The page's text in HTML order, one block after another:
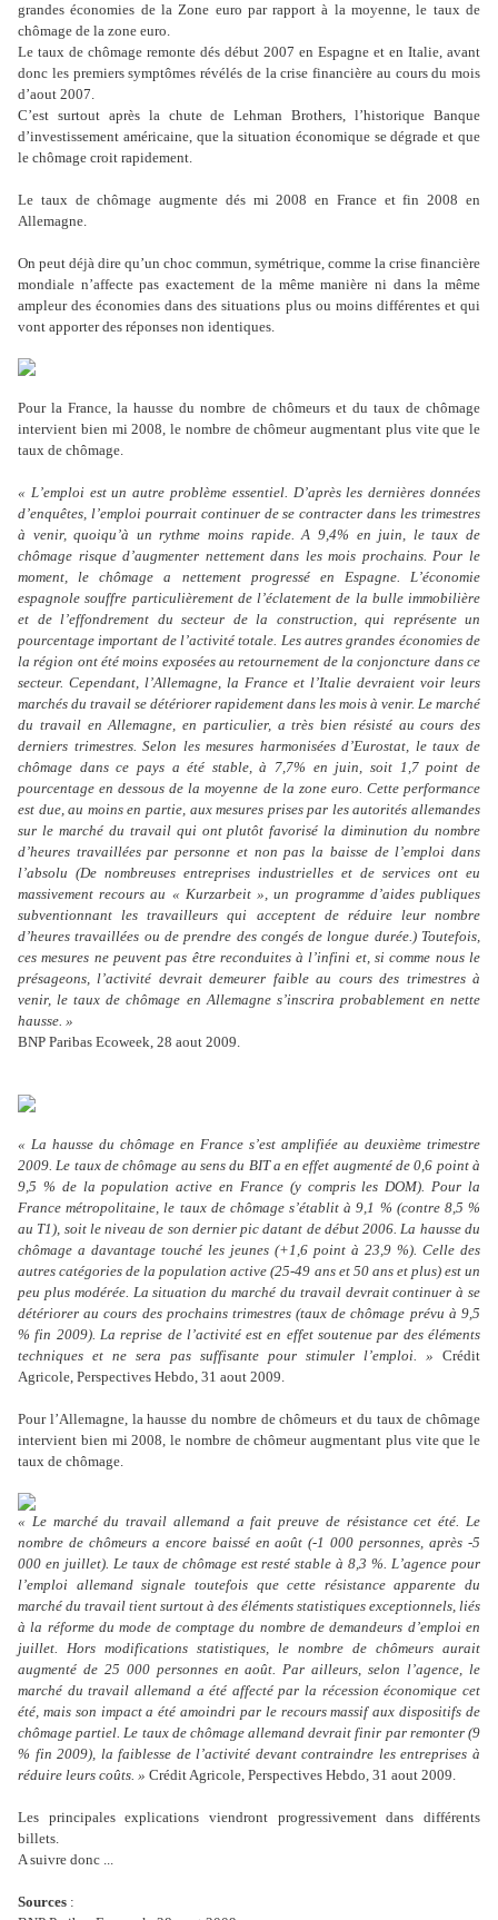
grandes économies de la Zone euro par rapport à la moyenne, le taux de
chômage de la zone euro.
Le taux de chômage remonte dés début 2007 en Espagne et en Italie, avant
donc les premiers symptômes révélés de la crise financière au cours du mois
d’aout 2007.
C’est surtout après la chute de Lehman Brothers, l’historique Banque
d’investissement américaine, que la situation économique se dégrade et que
le chômage croit rapidement.
Le taux de chômage augmente dés mi 2008 en France et fin 2008 en
Allemagne.
On peut déjà dire qu’un choc commun, symétrique, comme la crise financière
mondiale n’affecte pas exactement de la même manière ni dans la même
ampleur des économies dans des situations plus ou moins différentes et qui
vont apporter des réponses non identiques.
Pour la France, la hausse du nombre de chômeurs et du taux de chômage
intervient bien mi 2008, le nombre de chômeur augmentant plus vite que le
taux de chômage.
« L’emploi est un autre problème essentiel. D’après les dernières données
d’enquêtes, l’emploi pourrait continuer de se contracter dans les trimestres
à venir, quoiqu’à un rythme moins rapide. A 9,4% en juin, le taux de
chômage risque d’augmenter nettement dans les mois prochains. Pour le
moment, le chômage a nettement progressé en Espagne. L’économie
espagnole souffre particulièrement de l’éclatement de la bulle immobilière
et de l’effondrement du secteur de la construction, qui représente un
pourcentage important de l’activité totale. Les autres grandes économies de
la région ont été moins exposées au retournement de la conjoncture dans ce
secteur. Cependant, l’Allemagne, la France et l’Italie devraient voir leurs
marchés du travail se détériorer rapidement dans les mois à venir. Le marché
du travail en Allemagne, en particulier, a très bien résisté au cours des
derniers trimestres. Selon les mesures harmonisées d’Eurostat, le taux de
chômage dans ce pays a été stable, à 7,7% en juin, soit 1,7 point de
pourcentage en dessous de la moyenne de la zone euro. Cette performance
est due, au moins en partie, aux mesures prises par les autorités allemandes
sur le marché du travail qui ont plutôt favorisé la diminution du nombre
d’heures travaillées par personne et non pas la baisse de l’emploi dans
l’absolu (De nombreuses entreprises industrielles et de services ont eu
massivement recours au « Kurzarbeit », un programme d’aides publiques
subventionnant les travailleurs qui acceptent de réduire leur nombre
d’heures travaillées ou de prendre des congés de longue durée.) Toutefois,
ces mesures ne peuvent pas être reconduites à l’infini et, si comme nous le
présageons, l’activité devrait demeurer faible au cours des trimestres à
venir, le taux de chômage en Allemagne s’inscrira probablement en nette
hausse. »
BNP Paribas Ecoweek, 28 aout 2009.
« La hausse du chômage en France s’est amplifiée au deuxième trimestre
2009. Le taux de chômage au sens du BIT a en effet augmenté de 0,6 point à
9,5 % de la population active en France (y compris les DOM). Pour la
France métropolitaine, le taux de chômage s’établit à 9,1 % (contre 8,5 %
au T1), soit le niveau de son dernier pic datant de début 2006. La hausse du
chômage a davantage touché les jeunes (+1,6 point à 23,9 %). Celle des
autres catégories de la population active (25-49 ans et 50 ans et plus) est un
peu plus modérée. La situation du marché du travail devrait continuer à se
détériorer au cours des prochains trimestres (taux de chômage prévu à 9,5
% fin 2009). La reprise de l’activité est en effet soutenue par des éléments
techniques et ne sera pas suffisante pour stimuler l’emploi. » Crédit
Agricole, Perspectives Hebdo, 31 aout 2009.
Pour l’Allemagne, la hausse du nombre de chômeurs et du taux de chômage
intervient bien mi 2008, le nombre de chômeur augmentant plus vite que le
taux de chômage.
« Le marché du travail allemand a fait preuve de résistance cet été. Le
nombre de chômeurs a encore baissé en août (-1 000 personnes, après -5
000 en juillet). Le taux de chômage est resté stable à 8,3 %. L’agence pour
l’emploi allemand signale toutefois que cette résistance apparente du
marché du travail tient surtout à des éléments statistiques exceptionnels, liés
à la réforme du mode de comptage du nombre de demandeurs d’emploi en
juillet. Hors modifications statistiques, le nombre de chômeurs aurait
augmenté de 25 000 personnes en août. Par ailleurs, selon l’agence, le
marché du travail allemand a été affecté par la récession économique cet
été, mais son impact a été amoindri par le recours massif aux dispositifs de
chômage partiel. Le taux de chômage allemand devrait finir par remonter (9
% fin 2009), la faiblesse de l’activité devant contraindre les entreprises à
réduire leurs coûts. » Crédit Agricole, Perspectives Hebdo, 31 aout 2009.
Les principales explications viendront progressivement dans différents
billets.
A suivre donc ...
Sources :